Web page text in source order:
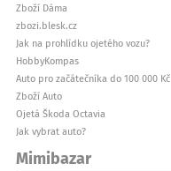
Zboží Dáma
zbozi.blesk.cz
Jak na prohlídku ojetého vozu?
HobbyKompas
Auto pro začátečníka do 100 000 Kč
Zboží Auto
Ojetá Škoda Octavia
Jak vybrat auto?
Mimibazar